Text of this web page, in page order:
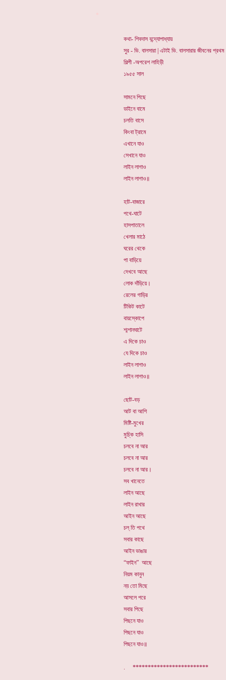
কথা- শিবদাস বন্দ্যোপাধ্যায়
সুর - ভি. বালসারা | এটাই ভি. বালসারার জীবনের প্রথম
শিল্পী -অপরেশ লাহিড়ী
১৯৫৫ সাল
সামনে পিছে
ডাইনে বামে
চলতি বাসে
কিংবা ট্রামে
এখানে যাও
সেখানে যাও
লাইন লাগাও
লাইন লাগাও॥
হাট-বাজারে
পথে-ঘাটে
হাসপাতালে
খেলার মাঠে
ঘরের থেকে
পা বাড়িয়ে
দেখবে আছে
লোক দাঁড়িয়ে।
রেলের গাড়ির
টিকিট কাটে
বায়স্কোপে
শ্মশানঘাটে
এ দিকে চাও
যে দিকে চাও
লাইন লাগাও
লাইন লাগাও॥
ছোট-বড়
আট বা আশি
মিষ্টি-মুখের
মুচ্কি হাসি
চলবে না আর
চলবে না আর
চলবে না আর।
সব খানেতে
লাইন আছে
লাইন রাখার
আইন আছে
চল্ তি পথে
সবার কাছে
আইন ভাঙার
“ফাইন” আছে
নিয়ম কানুন
নয় তো মিছে
আসলে পরে
সবার পিছে
পিছনে যাও
পিছনে যাও
পিছনে যাও॥
. *************************